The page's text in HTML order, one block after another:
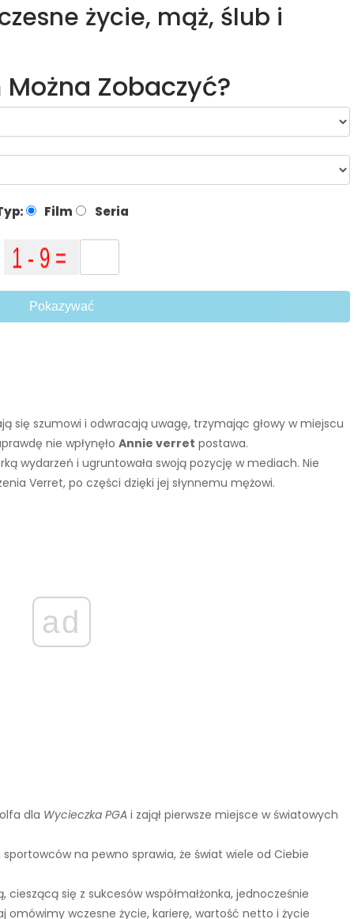
życie, mąż, ślub i
Zobaczyć?
Film Seria
Pokazywać
się szumowi i odwracają uwagę, trzymając głowy w miejscu
nie wpłynęło Annie verret postawa.
wydarzeń i ugruntowała swoją pozycję w mediach. Nie
Verret, po części dzięki jej słynnemu mężowi.
ad
dla Wycieczka PGA i zajął pierwsze miejsce w światowych
na pewno sprawia, że ​​świat wiele od Ciebie
się z sukcesów współmałżonka, jednocześnie
omówimy wczesne życie, karierę, wartość netto i życie